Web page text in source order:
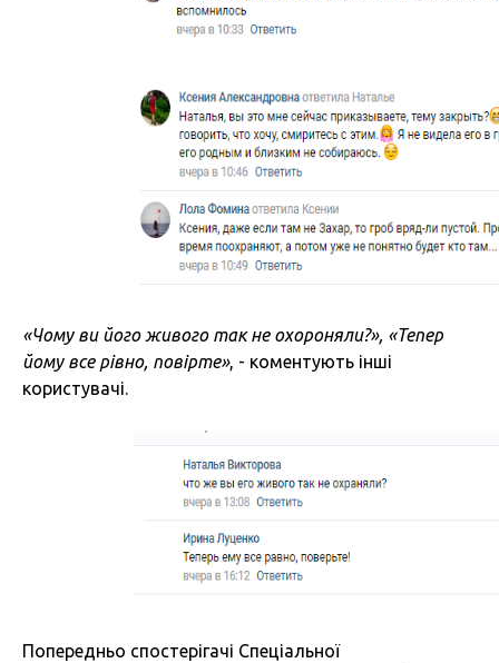
«Чому ви його живого так не охороняли?», «Тепер
йому все рівно, повірте», - коментують інші
користувачі.
Попередньо спостерігачі Спеціальної